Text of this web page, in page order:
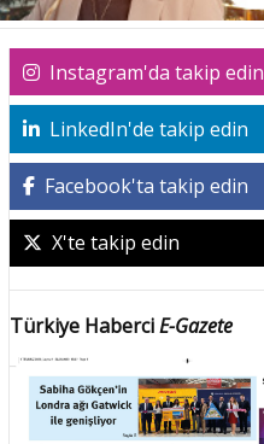
Instagram'da takip edin
LinkedIn'de takip edin
Facebook'ta takip edin
X'te takip edin
Türkiye HaberciE-Gazete